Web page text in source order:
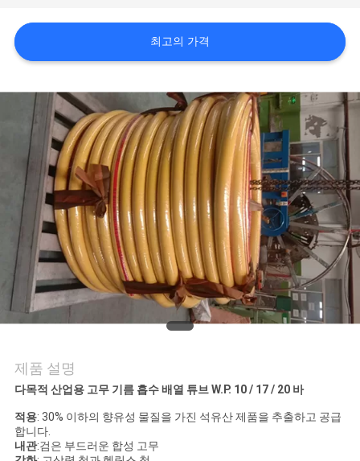
품
질
관
의
하
기
소
식
조
회
최고의 가격
제품 설명
다목적 산업용 고무 기름 흡수 배열 튜브 W.P. 10 / 17 / 20 바
적용: 30% 이하의 향유성 물질을 가진 석유산 제품을 추출하고 공급
합니다.
내관:검은 부드러운 합성 고무